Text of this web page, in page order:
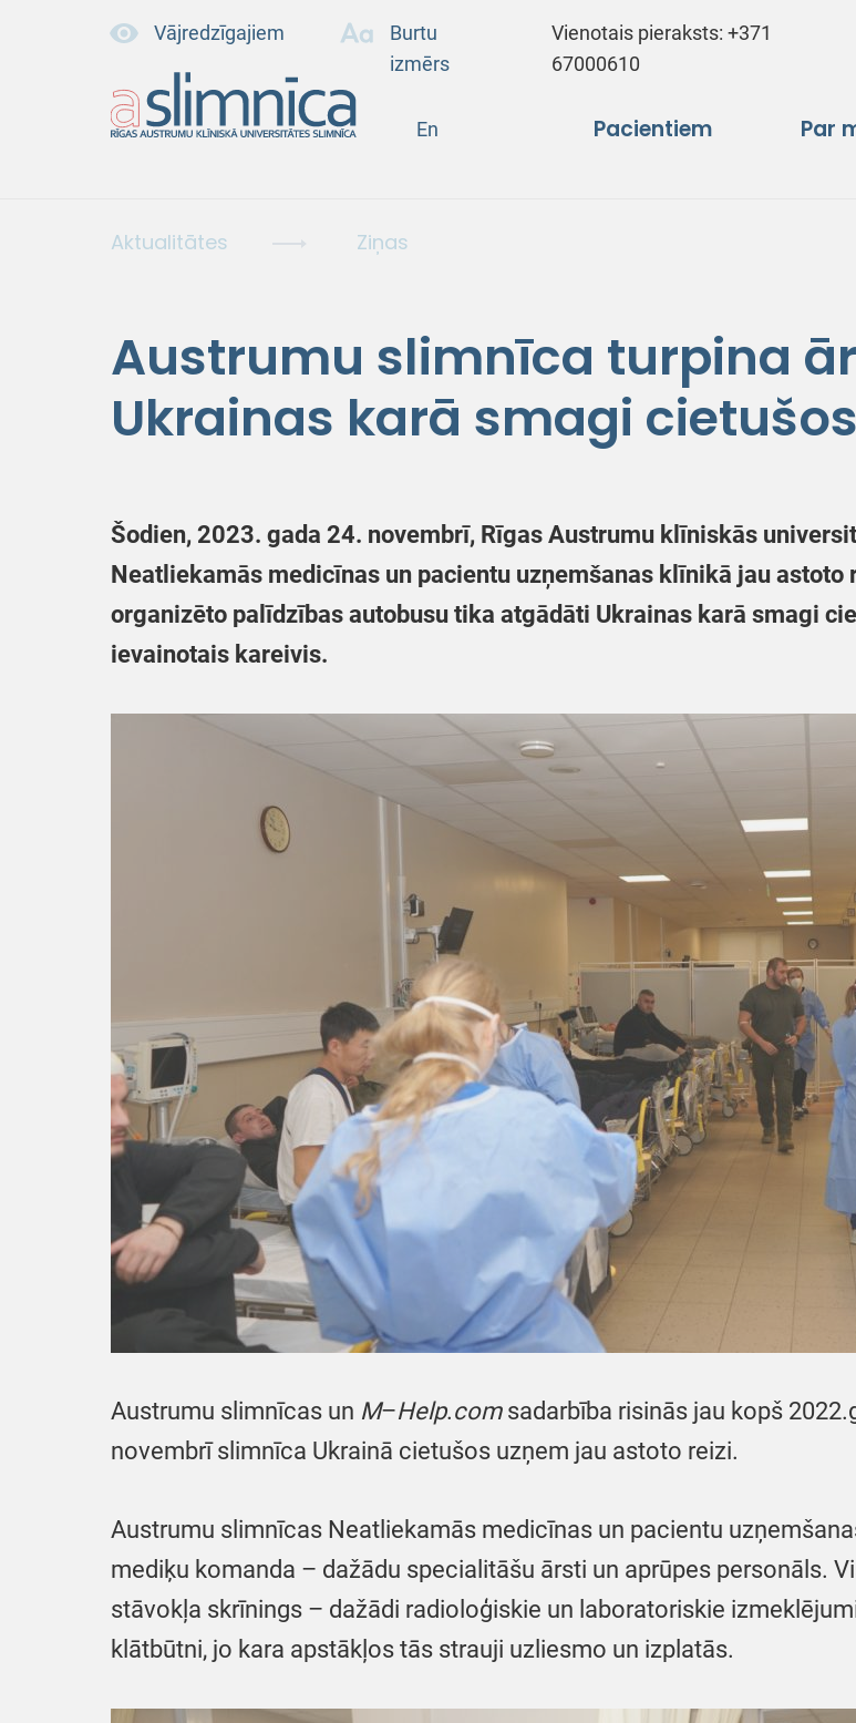
Vājredzīgajiem
Burtu
izmērs
Vienotais pieraksts:+371
67000610
En Pacientiem Par
Aktualitātes Ziņas
Austrumu slimnīca turpina
Ukrainas karā smagi cietušos
Šodien, 2023. gada 24. novembrī, Rīgas Austrumu klīniskās
Neatliekamās medicīnas un pacientu uzņemšanas klīnikā jau
organizēto palīdzības autobusu tika atgādāti Ukrainas karā smagi
ievainotais kareivis.
Austrumu slimnīcas un M–Help.comsadarbība risinās jau kopš
novembrī slimnīca Ukrainā cietušos uzņem jau astoto reizi.
Austrumu slimnīcas Neatliekamās medicīnas un pacientu
mediķu komanda – dažādu specialitāšu ārsti un aprūpes personāls.
stāvokļa skrīnings – dažādi radioloģiskie un laboratoriskie
klātbūtni, jo kara apstākļos tās strauji uzliesmo un izplatās.